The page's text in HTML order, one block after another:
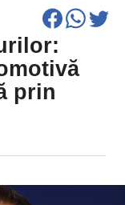
prin